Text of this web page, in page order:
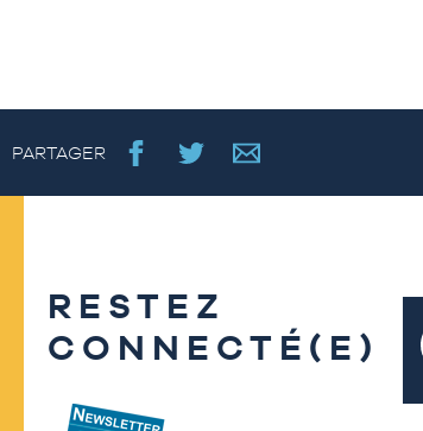
PARTAGER
RESTEZ
CONNECTÉ(E)